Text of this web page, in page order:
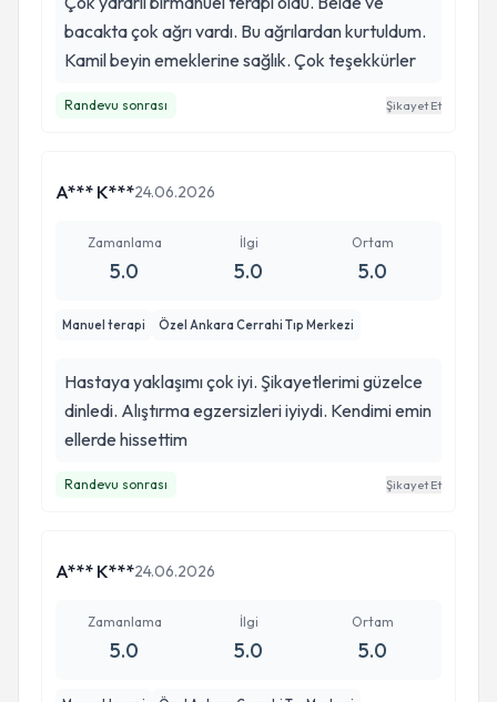
bacakta çok ağrı vardı. Bu ağrılardan kurtuldum.
Kamil beyin emeklerine sağlık. Çok teşekkürler
Randevu sonrası Şikayet Et
A*** K***24.06.2026
Zamanlama
5.0
İlgi
5.0
Ortam
5.0
Manuel terapi Özel Ankara Cerrahi Tıp Merkezi
Hastaya yaklaşımı çok iyi. Şikayetlerimi güzelce
dinledi. Alıştırma egzersizleri iyiydi. Kendimi emin
ellerde hissettim
Randevu sonrası Şikayet Et
A*** K***24.06.2026
Zamanlama
5.0
İlgi
5.0
Ortam
5.0